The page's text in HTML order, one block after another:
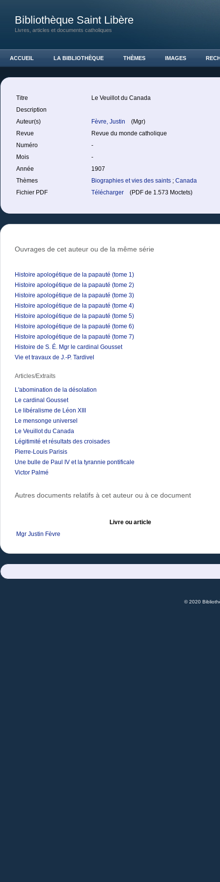
Bibliothèque Saint Libère
Livres, articles et documents catholiques
ACCUEIL LA BIBLIOTHÈQUE THÈMES IMAGES
Titre
Le Veuillot du Canada
Description
Auteur(s)
Fèvre, Justin
(Mgr)
Revue
Revue du monde catholique
Numéro
-
Mois
-
Année
1907
Thèmes
Biographies et vies des saints ; Canada
Fichier PDF
Télécharger (PDF de 1.573 Moctets)
Ouvrages de cet auteur ou de la même série
Histoire apologétique de la papauté (tome 1)
Histoire apologétique de la papauté (tome 2)
Histoire apologétique de la papauté (tome 3)
Histoire apologétique de la papauté (tome 4)
Histoire apologétique de la papauté (tome 5)
Histoire apologétique de la papauté (tome 6)
Histoire apologétique de la papauté (tome 7)
Histoire de S. É. Mgr le cardinal Gousset
Vie et travaux de J.-P. Tardivel
Articles/Extraits
L'abomination de la désolation
Le cardinal Gousset
Le libéralisme de Léon XIII
Le mensonge universel
Le Veuillot du Canada
Légitimité et résultats des croisades
Pierre-Louis Parisis
Une bulle de Paul IV et la tyrannie pontificale
Victor Palmé
Autres documents relatifs à cet auteur ou à ce document
Livre ou article
Mgr Justin Fèvre
© 2020